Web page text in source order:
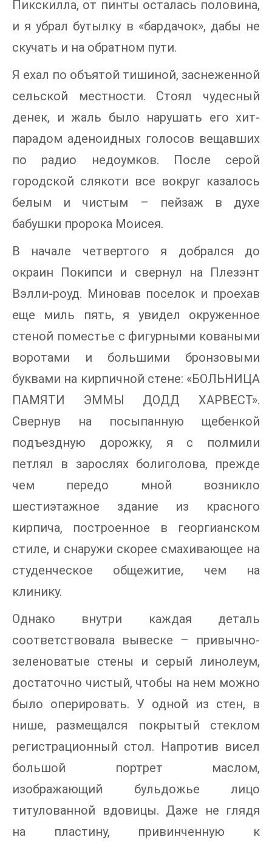
Пикскилла, от пинты осталась половина,
и я убрал бутылку в «бардачок», дабы не
скучать и на обратном пути.
Я ехал по объятой тишиной, заснеженной
сельской местности. Стоял чудесный
денек, и жаль было нарушать его хит-
парадом аденоидных голосов вещавших
по радио недоумков. После серой
городской слякоти все вокруг казалось
белым и чистым – пейзаж в духе
бабушки пророка Моисея.
В начале четвертого я добрался до
окраин Покипси и свернул на Плезэнт
Вэлли-роуд. Миновав поселок и проехав
еще миль пять, я увидел окруженное
стеной поместье с фигурными коваными
воротами и большими бронзовыми
буквами на кирпичной стене: «БОЛЬНИЦА
ПАМЯТИ ЭММЫ ДОДД ХАРВЕСТ».
Свернув на посыпанную щебенкой
подъездную дорожку, я с полмили
петлял в зарослях болиголова, прежде
чем передо мной возникло
шестиэтажное здание из красного
кирпича, построенное в георгианском
стиле, и снаружи скорее смахивающее на
студенческое общежитие, чем на
клинику.
Однако внутри каждая деталь
соответствовала вывеске – привычно-
зеленоватые стены и серый линолеум,
достаточно чистый, чтобы на нем можно
было оперировать. У одной из стен, в
нише, размещался покрытый стеклом
регистрационный стол. Напротив висел
большой портрет маслом,
изображающий бульдожье лицо
титулованной вдовицы. Даже не глядя
на пластину, привинченную к